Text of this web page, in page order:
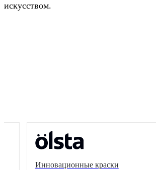
искусством.
Инновационные краски